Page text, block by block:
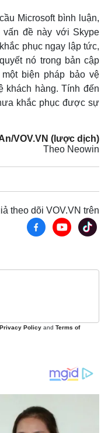
sự - Quốc phòng
Microsoft bình luận,
vấn đề này với Skype
phục ngay lập tức,
nó trong bản cập
biện pháp bảo vệ
khách hàng. Tính đến
khắc phục được sự
VOV.VN (lược dịch)
Theo Neowin
theo dõi VOV.VN trên
Privacy Policy and Terms of